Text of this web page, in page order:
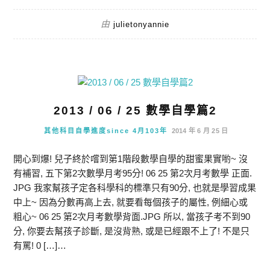
由 julietonyannie
2013 / 06 / 25 數學自學篇2
其他科目自學進度since 4月103年 2014 年 6 月 25 日
開心到爆! 兒子終於嚐到第1階段數學自學的甜蜜果實喲~ 沒
有補習, 五下第2次數學月考95分! 06 25 第2次月考數學 正面.
JPG 我家幫孩子定各科學科的標準只有90分, 也就是學習成果
中上~ 因為分數再高上去, 就要看每個孩子的屬性, 例細心或
粗心~ 06 25 第2次月考數學背面.JPG 所以, 當孩子考不到90
分, 你要去幫孩子診斷, 是沒背熟, 或是已經跟不上了! 不是只
有罵! 0 […]…